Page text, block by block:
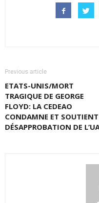
Previous article
ETATS-UNIS/MORT
TRAGIQUE DE GEORGE
FLOYD: LA CEDEAO
CONDAMNE ET
DÉSAPPROBATION DE